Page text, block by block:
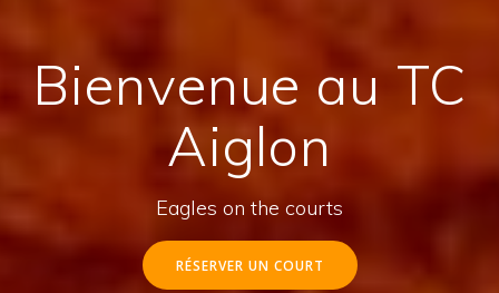
Bienvenue au TC
Aiglon
Eagles on the courts
RÉSERVER UN COURT